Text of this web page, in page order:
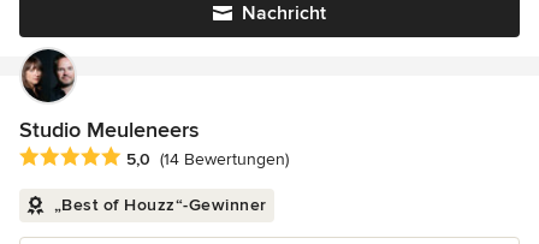
Nachricht
Studio Meuleneers
Durchschnittliche Bewertung: 5 von 5 Sternen
5,0 (14 Bewertungen)
„Best of Houzz“-Gewinner